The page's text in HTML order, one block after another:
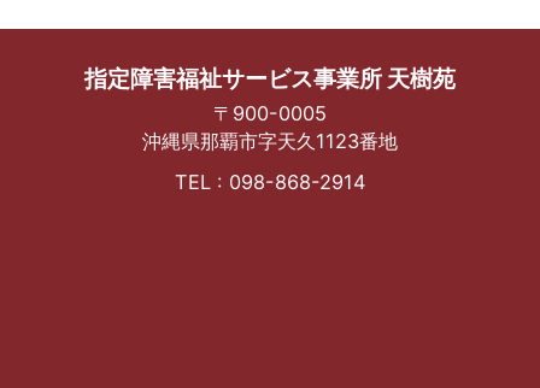
指定障害福祉サービス事業所 天樹苑
〒900-0005
沖縄県那覇市字天久1123番地
TEL : 098-868-2914